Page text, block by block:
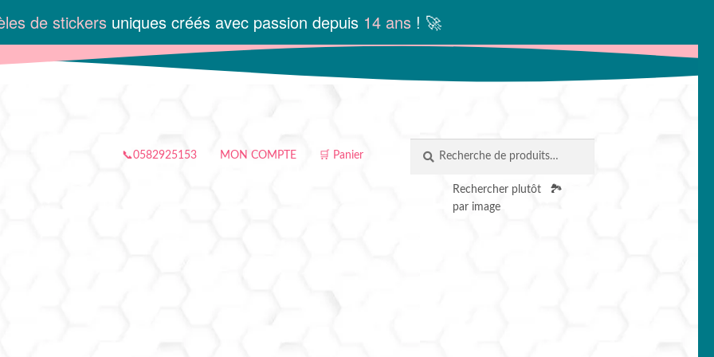
de stickers uniques créés avec passion depuis 14 ans ! 🚀
📞0582925153 MON COMPTE 🛒 Panier
pour :
RECHERCHE
Rechercher plutôt
par image
🏞️